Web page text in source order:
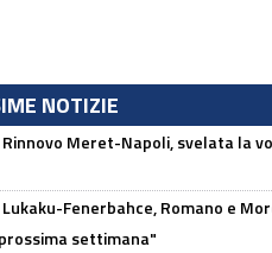
NOTIZIE
Rinnovo Meret-Napoli, svelata la
Lukaku-Fenerbahce, Romano e
settimana"